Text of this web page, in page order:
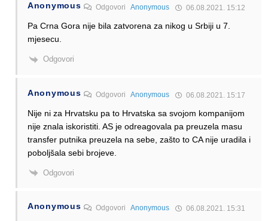
Anonymous OdgovoriAnonymous 06.08.2021. 15:12
Pa Crna Gora nije bila zatvorena za nikog u Srbiji u 7.
mjesecu.
Odgovori
Anonymous OdgovoriAnonymous 06.08.2021. 15:17
Nije ni za Hrvatsku pa to Hrvatska sa svojom kompanijom
nije znala iskoristiti. AS je odreagovala pa preuzela masu
transfer putnika preuzela na sebe, zašto to CA nije uradila i
poboljšala sebi brojeve.
Odgovori
Anonymous OdgovoriAnonymous 06.08.2021. 15:31